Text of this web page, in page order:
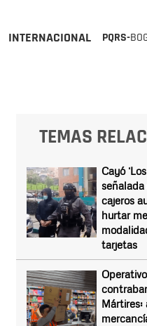
INTERNACIONAL PQRS-
TEMAS
Cayó
cajeros
hurtar
tarjetas
Mártires: